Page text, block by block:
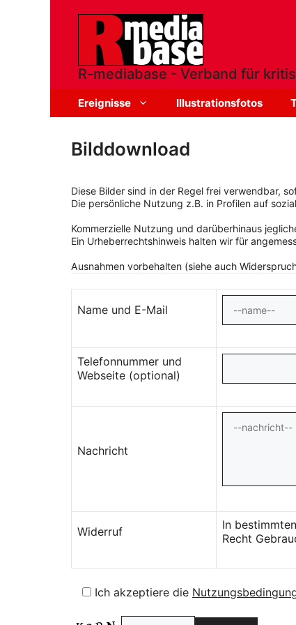
R-mediabase - Verband für
Ereignisse Illustrationsfotos
Bilddownload
Diese Bilder sind in der Regel frei verwendbar,
Die persönliche Nutzung z.B. in Profilen auf
Kommerzielle Nutzung und darüberhinaus
Ein Urheberrechtshinweis halten wir für
Ausnahmen vorbehalten (siehe auch
Name und E-Mail
Telefonnummer und
Webseite (optional)
Nachricht
Widerruf
In
Recht
Ich akzeptiere die